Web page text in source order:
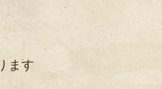
ます